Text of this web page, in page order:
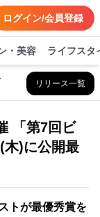
ログイン/会員登録
・美容 ライフスタ
リリース一覧
「第7回ビ
木)に公開最
トが最優秀賞を